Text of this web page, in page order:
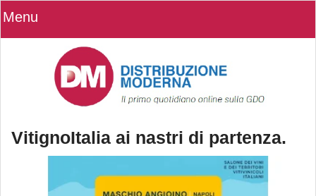
Menu
VitignoItalia ai nastri di partenza.